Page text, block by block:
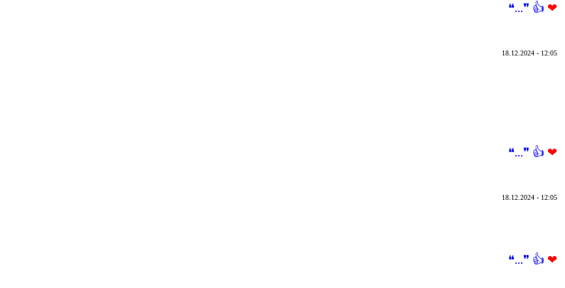
❝...❞ 👍 ❤
18.12.2024 - 12:05
❝...❞ 👍 ❤
18.12.2024 - 12:05
❝...❞ 👍 ❤